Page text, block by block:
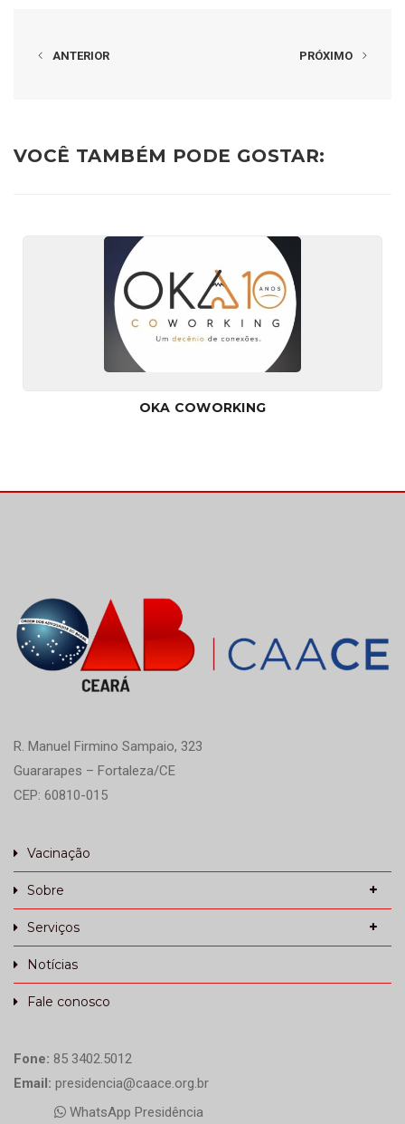
ANTERIOR PRÓXIMO
VOCÊ TAMBÉM PODE GOSTAR:
OKA COWORKING
R. Manuel Firmino Sampaio, 323
Guararapes – Fortaleza/CE
CEP: 60810-015
Vacinação
Sobre
Serviços
Notícias
Fale conosco
Fone: 85 3402.5012
Email: presidencia@caace.org.br
WhatsApp Presidência